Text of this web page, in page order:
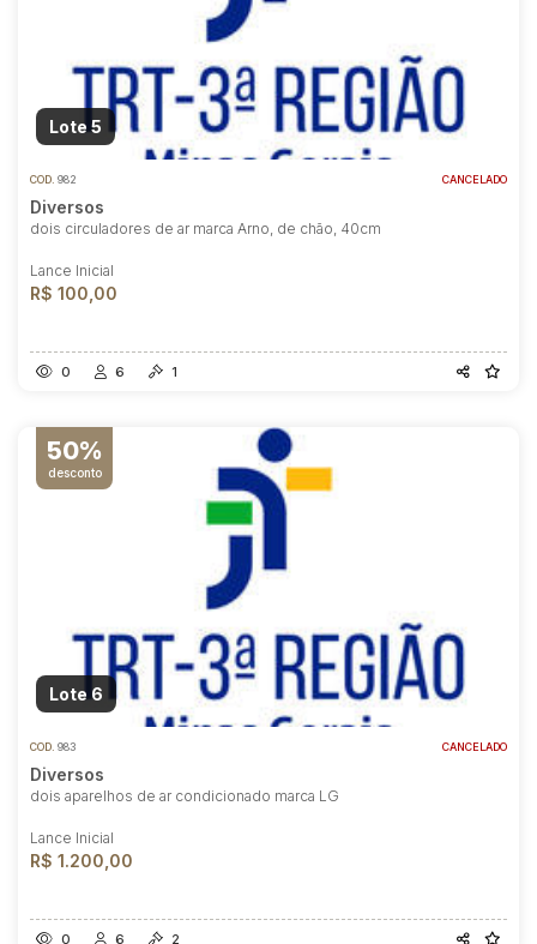
Lote 5
COD. 982 CANCELADO
Diversos
dois circuladores de ar marca Arno, de chão, 40cm
Lance Inicial
R$ 100,00
0 6 1
50%
desconto
Lote 6
COD. 983 CANCELADO
Diversos
dois aparelhos de ar condicionado marca LG
Lance Inicial
R$ 1.200,00
0 6 2